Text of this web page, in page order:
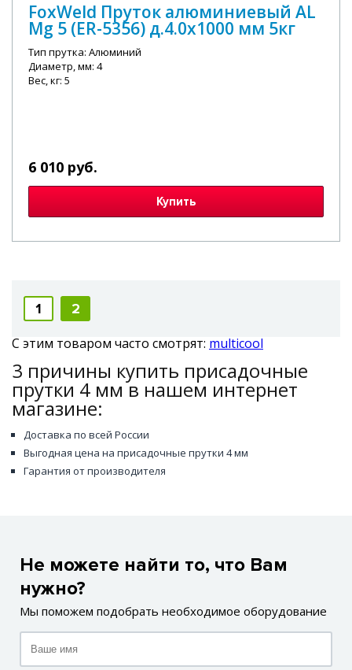
FoxWeld Пруток алюминиевый АL
Мg 5 (ER-5356) д.4.0х1000 мм 5кг
Тип прутка: Алюминий
Диаметр, мм: 4
Вес, кг: 5
6 010 руб.
Купить
1
2
С этим товаром часто смотрят: multicool
3 причины купить присадочные
прутки 4 мм в нашем интернет
магазине:
Доставка по всей России
Выгодная цена на присадочные прутки 4 мм
Гарантия от производителя
Не можете найти то, что Вам
нужно?
Мы поможем подобрать необходимое оборудование